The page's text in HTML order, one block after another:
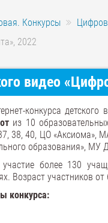
Конкурсы
2022
видео
конкурса
из 10
38, 40, ЦО «Аксиома»,
образования», МУ
более 130
Возраст участников от
конкурса: